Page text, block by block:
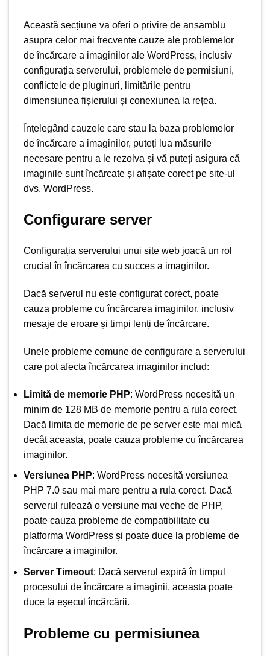
Această secțiune va oferi o privire de ansamblu
asupra celor mai frecvente cauze ale problemelor
de încărcare a imaginilor ale WordPress, inclusiv
configurația serverului, problemele de permisiuni,
conflictele de pluginuri, limitările pentru
dimensiunea fișierului și conexiunea la rețea.
Înțelegând cauzele care stau la baza problemelor
de încărcare a imaginilor, puteți lua măsurile
necesare pentru a le rezolva și vă puteți asigura că
imaginile sunt încărcate și afișate corect pe site-ul
dvs. WordPress.
Configurare server
Configurația serverului unui site web joacă un rol
crucial în încărcarea cu succes a imaginilor.
Dacă serverul nu este configurat corect, poate
cauza probleme cu încărcarea imaginilor, inclusiv
mesaje de eroare și timpi lenți de încărcare.
Unele probleme comune de configurare a serverului
care pot afecta încărcarea imaginilor includ:
Limită de memorie PHP: WordPress necesită un
minim de 128 MB de memorie pentru a rula corect.
Dacă limita de memorie de pe server este mai mică
decât aceasta, poate cauza probleme cu încărcarea
imaginilor.
Versiunea PHP: WordPress necesită versiunea
PHP 7.0 sau mai mare pentru a rula corect. Dacă
serverul rulează o versiune mai veche de PHP,
poate cauza probleme de compatibilitate cu
platforma WordPress și poate duce la probleme de
încărcare a imaginilor.
Server Timeout: Dacă serverul expiră în timpul
procesului de încărcare a imaginii, aceasta poate
duce la eșecul încărcării.
Probleme cu permisiunea